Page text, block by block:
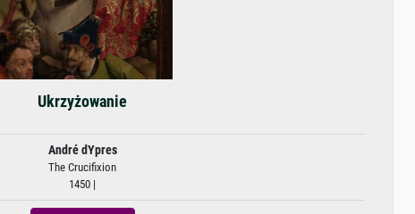
Ukrzyżowanie
André dYpres
The Crucifixion
1450 |